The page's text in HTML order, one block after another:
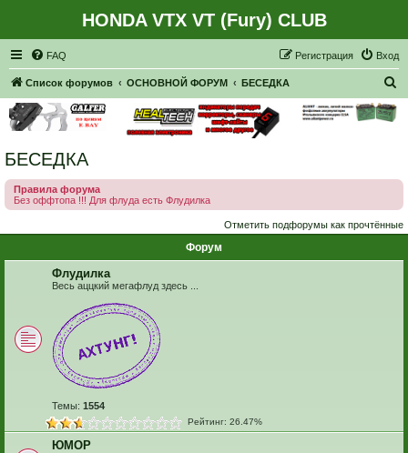
HONDA VTX VT (Fury) CLUB
FAQ Вход
Регистрация
Список форумов ОСНОВНОЙ ФОРУМ БЕСЕДКА
БЕСЕДКА
Правила форума
Без оффтопа !!! Для флуда есть Флудилка
Отметить подфорумы как прочтённые
Форум
Флудилка
Весь аццкий мегафлуд здесь ...
Темы: 1554
Рейтинг: 26.47%
ЮМОР